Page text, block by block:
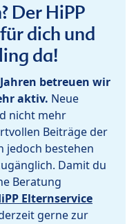
Der HiPP
dich und
da!
betreuen wir
aktiv. Neue
nicht mehr
Beiträge der
jedoch bestehen
Damit du
Beratung
Elternservice
gerne zur